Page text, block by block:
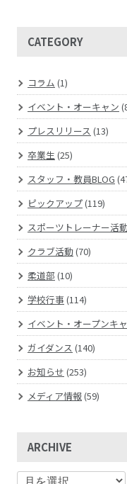
CATEGORY
コラム (1)
イベント・オーキャン
プレスリリース (13)
卒業生(25)
スタッフ・教員BLOG
ピックアップ(119)
スポーツトレーナー活
クラブ活動(70)
柔道部 (10)
学校行事(114)
イベント・オープンキ
ガイダンス (140)
お知らせ (253)
メディア情報(59)
ARCHIVE